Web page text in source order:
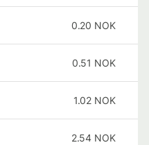
0.20 NOK
0.51 NOK
1.02 NOK
2.54 NOK